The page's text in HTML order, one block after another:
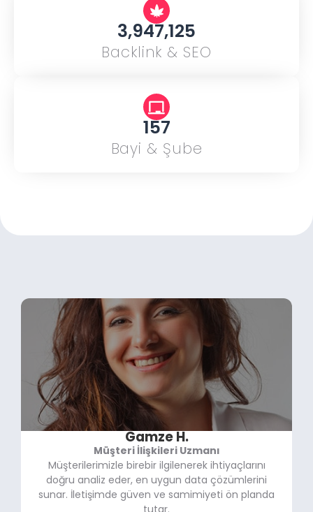
Backlink & SEO
3,947,125
Bayi & Şube
157
Gamze H.
Müşteri İlişkileri Uzmanı
Müşterilerimizle birebir ilgilenerek ihtiyaçlarını
doğru analiz eder, en uygun data çözümlerini
sunar. İletişimde güven ve samimiyeti ön planda
tutar.